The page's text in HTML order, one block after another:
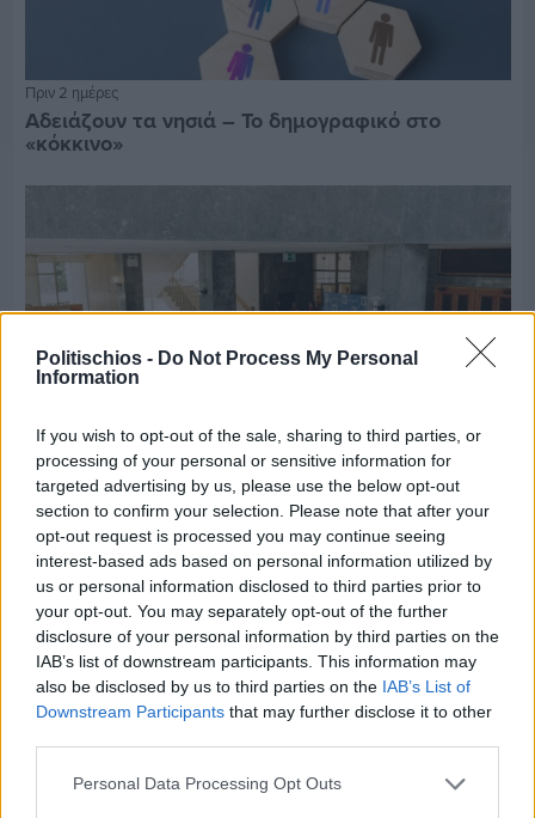
Politischios - Do Not Process My Personal
Information
If you wish to opt-out of the sale, sharing to third parties, or
processing of your personal or sensitive information for
targeted advertising by us, please use the below opt-out
section to confirm your selection. Please note that after your
opt-out request is processed you may continue seeing
interest-based ads based on personal information utilized by
us or personal information disclosed to third parties prior to
your opt-out. You may separately opt-out of the further
disclosure of your personal information by third parties on the
IAB’s list of downstream participants. This information may
also be disclosed by us to third parties on the IAB’s List of
Downstream Participants that may further disclose it to other
Personal Data Processing Opt Outs
Πριν 2 ημέρες
Αδειάζουν τα νησιά – Το δημογραφικό στο
«κόκκινο»
Πριν 2 ημέρες
CHIOS FORUM: CHOICES- Πλήθος κόσμου
κατέκλυσε το Ομήρειο για την μεγάλη
διοργάνωση